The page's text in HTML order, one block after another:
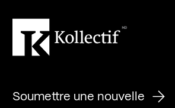
Soumettre une nouvelle